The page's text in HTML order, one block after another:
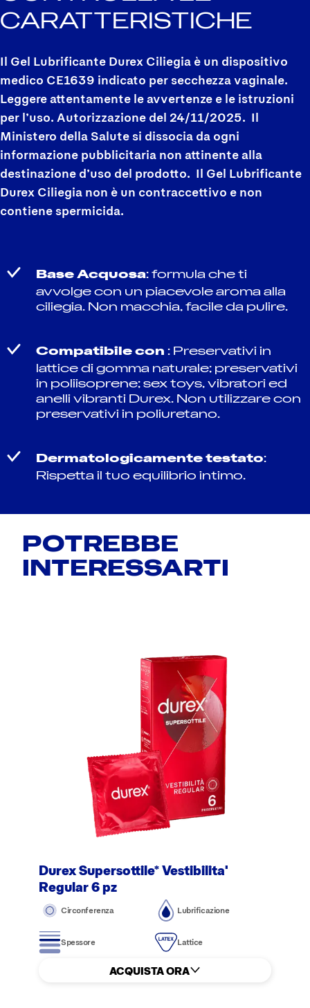
CARATTERISTICHE
Il Gel Lubrificante Durex Ciliegia è un dispositivo
medico CE1639 indicato per secchezza vaginale.
Leggere attentamente le avvertenze e le istruzioni
per l’uso. Autorizzazione del 24/11/2025. Il
Ministero della Salute si dissocia da ogni
informazione pubblicitaria non attinente alla
destinazione d’uso del prodotto. Il Gel Lubrificante
Durex Ciliegia non è un contraccettivo e non
contiene spermicida.
Base Acquosa: formula che ti
avvolge con un piacevole aroma alla
ciliegia. Non macchia, facile da pulire.
Compatibile con : Preservativi in
lattice di gomma naturale; preservativi
in poliisoprene; sex toys, vibratori ed
anelli vibranti Durex. Non utilizzare con
preservativi in poliuretano.
Dermatologicamente testato:
Rispetta il tuo equilibrio intimo.
POTREBBE
INTERESSARTI
Durex Supersottile* Vestibilita'
Regular 6 pz
Circonferenza Lubrificazione
Spessore Lattice
ACQUISTA ORA